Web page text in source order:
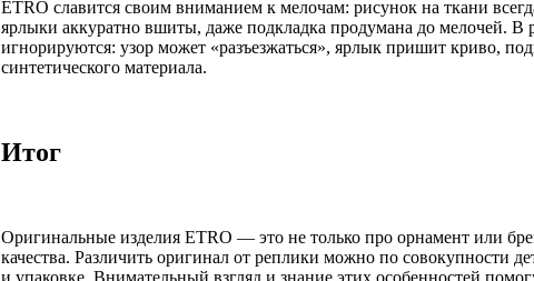
ETRO славится своим вниманием к мелочам: рисунок на ткани
ярлыки аккуратно вшиты, даже подкладка продумана до мелочей.
игнорируются: узор может «разъезжаться», ярлык пришит криво,
синтетического материала.
Итог
Оригинальные изделия ETRO — это не только про орнамент или
качества. Различить оригинал от реплики можно по совокупности
и упаковке. Внимательный взгляд и знание этих особенностей